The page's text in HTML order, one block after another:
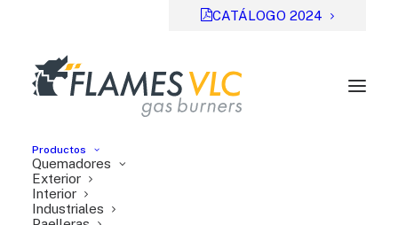
CATÁLOGO 2024
Productos
Quemadores
Exterior
Interior
Industriales